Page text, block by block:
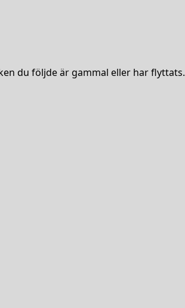
du följde är gammal eller har flyttats.